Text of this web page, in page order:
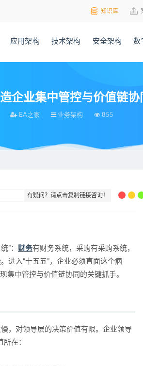
知识库
应用架构 技术架构 安全架构 数
企业集中管控与价值链
EA之家 业务架构 855
有疑问？请点击复制链接咨询！
”： 财务有财务系统，采购有采购系统，
进入“十五五”，企业必须直面这个痼
集中管控与价值链协同的关键抓手。
，对领导层的决策价值有限。企业领导
在：